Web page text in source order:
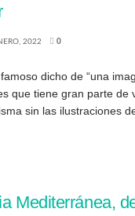
2022 0
dicho de “una
que tiene gran parte de
sin las ilustraciones
Mediterránea,